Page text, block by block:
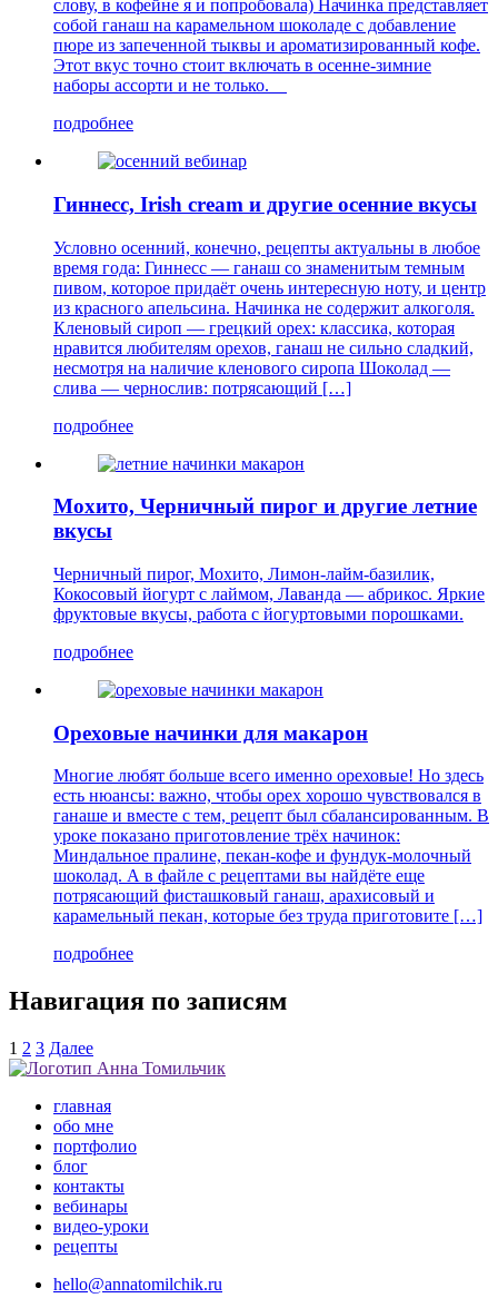
слову, в кофейне я и попробовала) Начинка представляет
собой ганаш на карамельном шоколаде с добавление
пюре из запеченной тыквы и ароматизированный кофе.
Этот вкус точно стоит включать в осенне-зимние
наборы ассорти и не только.
подробнее
Гиннесс, Irish cream и другие осенние вкусы
Условно осенний, конечно, рецепты актуальны в любое
время года: Гиннесс — ганаш со знаменитым темным
пивом, которое придаёт очень интересную ноту, и центр
из красного апельсина. Начинка не содержит алкоголя.
Кленовый сироп — грецкий орех: классика, которая
нравится любителям орехов, ганаш не сильно сладкий,
несмотря на наличие кленового сиропа Шоколад —
слива — чернослив: потрясающий […]
подробнее
Мохито, Черничный пирог и другие летние
вкусы
Черничный пирог, Мохито, Лимон-лайм-базилик,
Кокосовый йогурт с лаймом, Лаванда — абрикос. Яркие
фруктовые вкусы, работа с йогуртовыми порошками.
подробнее
Ореховые начинки для макарон
Многие любят больше всего именно ореховые! Но здесь
есть нюансы: важно, чтобы орех хорошо чувствовался в
ганаше и вместе с тем, рецепт был сбалансированным. В
уроке показано приготовление трёх начинок:
Миндальное пралине, пекан-кофе и фундук-молочный
шоколад. А в файле с рецептами вы найдёте еще
потрясающий фисташковый ганаш, арахисовый и
карамельный пекан, которые без труда приготовите […]
подробнее
Навигация по записям
1 2 3 Далее
главная
обо мне
портфолио
блог
контакты
вебинары
видео-уроки
рецепты
hello@annatomilchik.ru